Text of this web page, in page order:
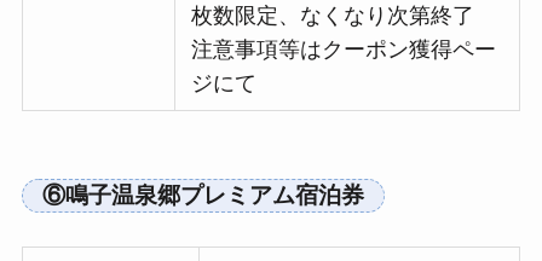
枚数限定、なくなり次第終了
注意事項等はクーポン獲得ペー
ジにて
⑥鳴子温泉郷プレミアム宿泊券